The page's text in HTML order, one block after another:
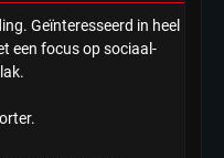
Geïnteresseerd in heel
een focus op sociaal-